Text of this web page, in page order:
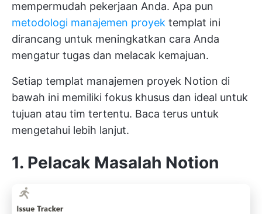
mempermudah pekerjaan Anda. Apa pun
metodologi manajemen proyek templat ini
dirancang untuk meningkatkan cara Anda
mengatur tugas dan melacak kemajuan.
Setiap templat manajemen proyek Notion di
bawah ini memiliki fokus khusus dan ideal untuk
tujuan atau tim tertentu. Baca terus untuk
mengetahui lebih lanjut.
1. Pelacak Masalah Notion